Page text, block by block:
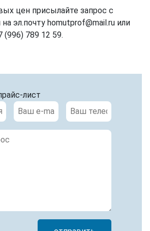
цен присылайте запрос с
эл.почту homutprof@mail.ru или
(996) 789 12 59.
лист